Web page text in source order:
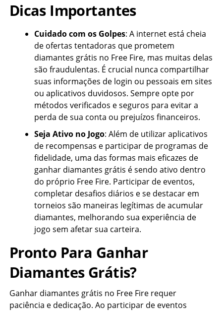
Dicas Importantes
Cuidado com os Golpes: A internet está cheia
de ofertas tentadoras que prometem
diamantes grátis no Free Fire, mas muitas delas
são fraudulentas. É crucial nunca compartilhar
suas informações de login ou pessoais em sites
ou aplicativos duvidosos. Sempre opte por
métodos verificados e seguros para evitar a
perda de sua conta ou prejuízos financeiros.
Seja Ativo no Jogo: Além de utilizar aplicativos
de recompensas e participar de programas de
fidelidade, uma das formas mais eficazes de
ganhar diamantes grátis é sendo ativo dentro
do próprio Free Fire. Participar de eventos,
completar desafios diários e se destacar em
torneios são maneiras legítimas de acumular
diamantes, melhorando sua experiência de
jogo sem afetar sua carteira.
Pronto Para Ganhar
Diamantes Grátis?
Ganhar diamantes grátis no Free Fire requer
paciência e dedicação. Ao participar de eventos